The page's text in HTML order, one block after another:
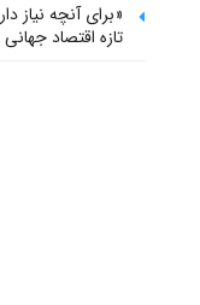
«برای آنچه نیاز
تازه اقتصاد جهانی